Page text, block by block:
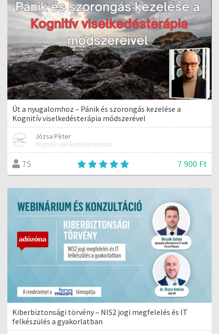
Út a nyugalomhoz – Pánik és szorongás kezelése a
Kognitív viselkedésterápia módszerével
Józsa Pèter
Kognitív viselkedésterapeuta
75 7 900 Ft
Kiberbiztonsági törvény – NIS2 jogi megfelelés és IT
felkészülés a gyakorlatban